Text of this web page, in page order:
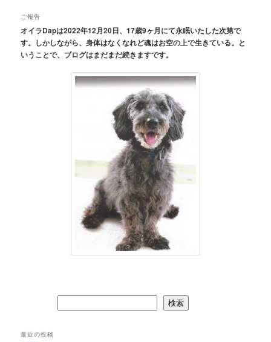
ご報告
オイラDapは2022年12月20日、17歳9ヶ月にて永眠いたした次第で
す。しかしながら、身体はなくなれど魂はお空の上で生きている。と
いうことで、ブログはまだまだ続きますです。
検索
最近の投稿